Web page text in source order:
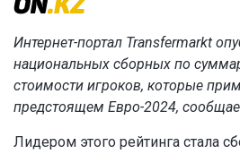
Интернет-портал Transfermarkt
национальных сборных по
стоимости игроков, которые
предстоящем Евро-2024,
Лидером этого рейтинга стала